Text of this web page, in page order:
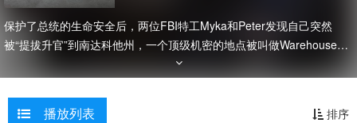
布莱恩·J·史密斯 格雷格·洛 克丽斯汀·尼尔森
保护了总统的生命安全后，两位FBI特工Myka和Peter发现自己突然
被“提拔升官”到南达科他州，一个顶级机密的地点被叫做Warehouse
meijubar.net 13，这个地方原来是个巨大的仓库...
播放列表 排序